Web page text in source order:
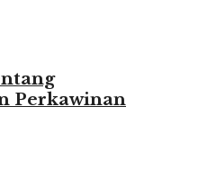
Perkawinan